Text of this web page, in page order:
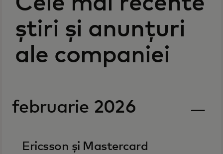
știri și anunțuri
ale companiei
februarie 2026
Ericsson și Mastercard